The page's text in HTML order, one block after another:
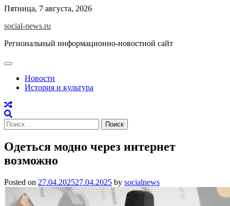
Skip
content
Пятница, 7 августа, 2026
social-news.ru
Региональный информационно-новостной сайт
Новости
История и культура
Найти:
Одеться модно через интернет
возможно
Posted on 27.04.202527.04.2025 by socialnews